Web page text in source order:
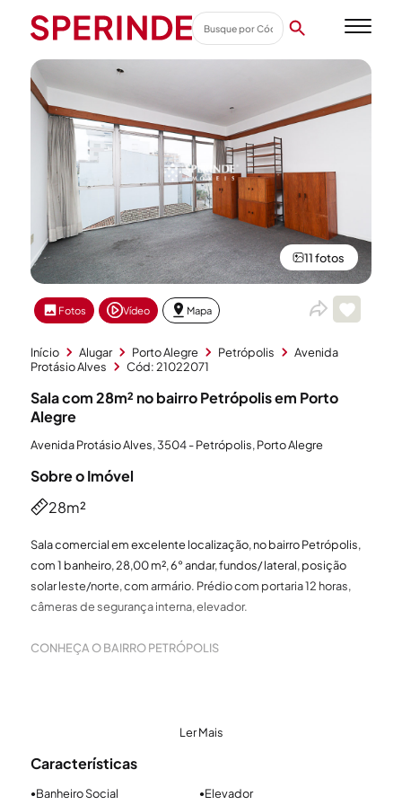
11 fotos
Fotos Vídeo Mapa
Início Alugar Porto Alegre Petrópolis
Avenida
Protásio Alves
Cód: 21022071
Sala com 28m² no bairro Petrópolis em Porto
Alegre
Avenida Protásio Alves, 3504 - Petrópolis, Porto Alegre
Sobre o Imóvel
28m²
Sala comercial em excelente localização, no bairro Petrópolis,
com 1 banheiro, 28,00 m², 6° andar, fundos/ lateral, posição
solar leste/norte, com armário. Prédio com portaria 12 horas,
câmeras de segurança interna, elevador.
CONHEÇA O BAIRRO PETRÓPOLIS
O bairro Petrópolis em Porto Alegre e está próximo dos bairros
principais vias do bairro são Av. Protásio Alves, Av. Carlos
Gomes, Av. Sen. Tarso Dutra, Av. Nilo Peçanha e a Rua Vicente da
Ler Mais
Características
●Banheiro Social ●Elevador